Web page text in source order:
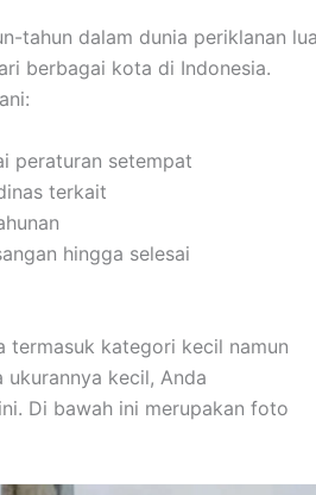
tahun dalam dunia periklanan
berbagai kota di Indonesia.
peraturan setempat
terkait
hingga selesai
termasuk kategori kecil namun
kecil, Anda
Di bawah ini merupakan foto